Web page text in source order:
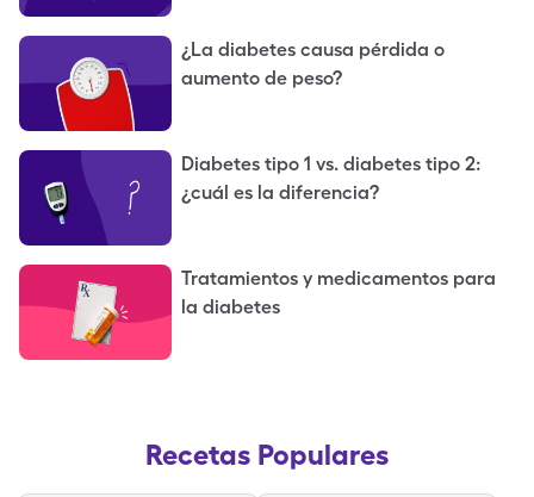
¿La diabetes causa pérdida o
aumento de peso?
Diabetes tipo 1 vs. diabetes tipo 2:
¿cuál es la diferencia?
Tratamientos y medicamentos para
la diabetes
Recetas Populares